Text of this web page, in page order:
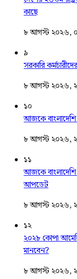
কাছে
৮ আগস্ট ২০২৬,
৯
সরকারি
৮ আগস্ট ২০২৬,
১০
আজকে বাংলাদেশি
৮ আগস্ট ২০২৬,
১১
আজকে
আপডেট
৮ আগস্ট ২০২৬,
১২
২০২৮ কোপা
মানবেন?
৮ আগস্ট ২০২৬,